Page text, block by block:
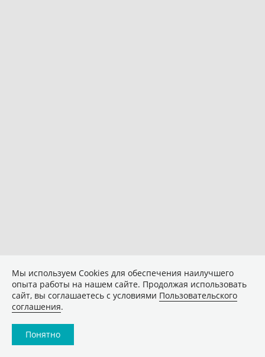
Мы используем Сookies для обеспечения наилучшего
опыта работы на нашем сайте. Продолжая использовать
сайт, вы соглашаетесь с условиями Пользовательского
соглашения.
Понятно